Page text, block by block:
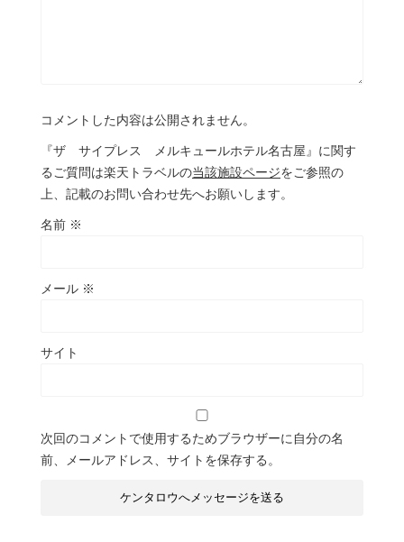
コメントした内容は公開されません。
『ザ サイプレス メルキュールホテル名古屋』に関す
るご質問は楽天トラベルの当該施設ページをご参照の
上、記載のお問い合わせ先へお願いします。
名前 ※
メール ※
サイト
次回のコメントで使用するためブラウザーに自分の名
前、メールアドレス、サイトを保存する。